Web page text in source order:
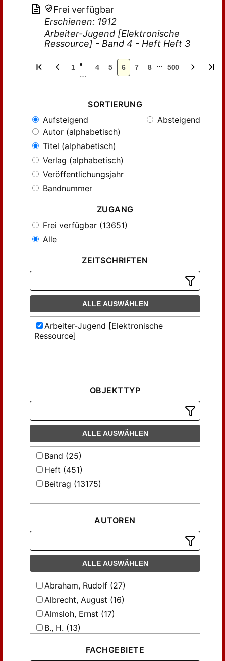
Frei verfügbar
Erschienen: 1912
Arbeiter-Jugend [Elektronische
Ressource] - Band 4 - Heft Heft 3
1
…
4 5 6 7 8 … 500
SORTIERUNG
Aufsteigend
Absteigend
Autor (alphabetisch)
Titel (alphabetisch)
Verlag (alphabetisch)
Veröffentlichungsjahr
Bandnummer
ZUGANG
Frei verfügbar (13651)
Alle
ZEITSCHRIFTEN
ALLE AUSWÄHLEN
Arbeiter-Jugend [Elektronische
Ressource]
OBJEKTTYP
ALLE AUSWÄHLEN
Band (25)
Heft (451)
Beitrag (13175)
AUTOREN
ALLE AUSWÄHLEN
Abraham, Rudolf (27)
Albrecht, August (16)
Almsloh, Ernst (17)
B., H. (13)
Barthel, Max (41)
FACHGEBIETE